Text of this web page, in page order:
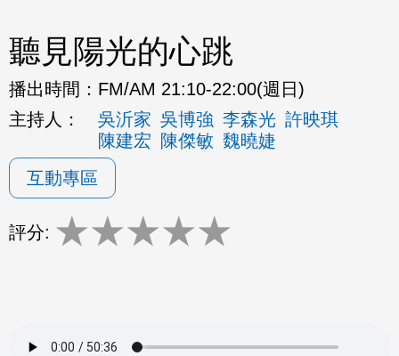
聽見陽光的心跳
播出時間： FM/AM 21:10-22:00(週日)
主持人：
吳沂家 吳博強 李森光 許映琪
陳建宏 陳傑敏 魏曉婕
互動專區
評分: ★★★★★